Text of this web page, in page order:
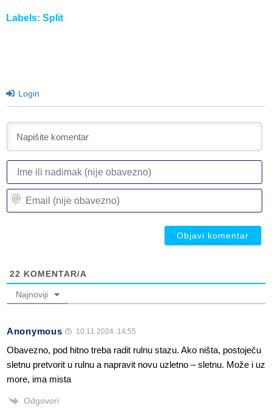
Labels: Split
Login
22 KOMENTAR/A
Najnoviji
Anonymous 10.11.2024. 14:55
Obavezno, pod hitno treba radit rulnu stazu. Ako ništa, postoječu
sletnu pretvorit u rulnu a napravit novu uzletno – sletnu. Može i uz
more, ima mista
Odgovori